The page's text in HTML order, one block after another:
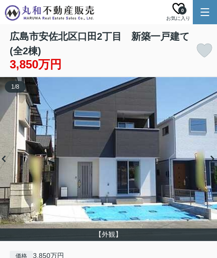
お気に入り
0
広島市安佐北区口田2丁目 新築一戸建て
(全2棟)
3,850万円
【外観】
1/8
価格 3,850万円